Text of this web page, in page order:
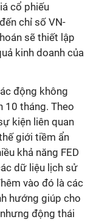
cổ phiếu
chỉ số VN-
sẽ thiết lập
kinh doanh của
động không
10 tháng. Theo
kiện liên quan
giới tiềm ẩn
khả năng FED
dữ liệu lịch sử
vào đó là các
hướng giúp cho
động thái